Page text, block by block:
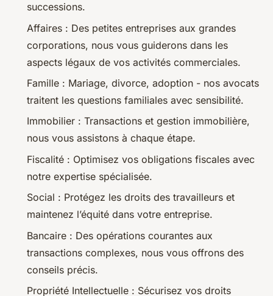
successions.
Affaires : Des petites entreprises aux grandes
corporations, nous vous guiderons dans les
aspects légaux de vos activités commerciales.
Famille : Mariage, divorce, adoption - nos avocats
traitent les questions familiales avec sensibilité.
Immobilier : Transactions et gestion immobilière,
nous vous assistons à chaque étape.
Fiscalité : Optimisez vos obligations fiscales avec
notre expertise spécialisée.
Social : Protégez les droits des travailleurs et
maintenez l’équité dans votre entreprise.
Bancaire : Des opérations courantes aux
transactions complexes, nous vous offrons des
conseils précis.
Propriété Intellectuelle : Sécurisez vos droits